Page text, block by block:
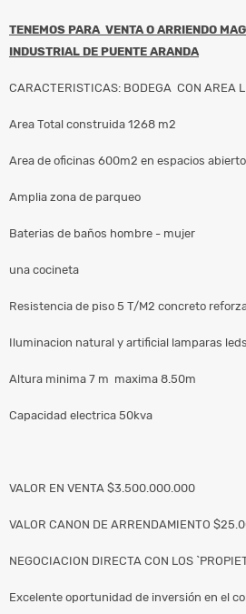
TENEMOS PARA VENTA O ARRIENDO
INDUSTRIAL DE PUENTE ARANDA
CARACTERISTICAS: BODEGA CON AREA
Area Total construida 1268 m2
Area de oficinas 600m2 en espacios
Amplia zona de parqueo
Baterias de baños hombre - mujer
una cocineta
Resistencia de piso 5 T/M2 concreto
Iluminacion natural y artificial lamparas leds
Altura minima 7 m maxima 8.50m
Capacidad electrica 50kva
VALOR EN VENTA $3.500.000.000
VALOR CANON DE ARRENDAMIENTO
NEGOCIACION DIRECTA CON LOS
Excelente oportunidad de inversión en el